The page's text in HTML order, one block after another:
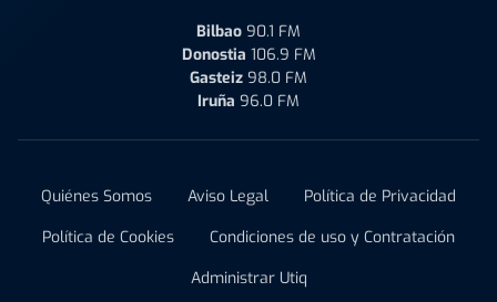
Bilbao 90.1 FM
Donostia 106.9 FM
Gasteiz 98.0 FM
Iruña 96.0 FM
Quiénes Somos Aviso Legal
Política de Privacidad
Política de Cookies
Condiciones de uso y Contratación
Administrar Utiq